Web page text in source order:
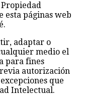
Propiedad
esta páginas web
adaptar o
medio el
para fines
autorización
que
Intelectual.